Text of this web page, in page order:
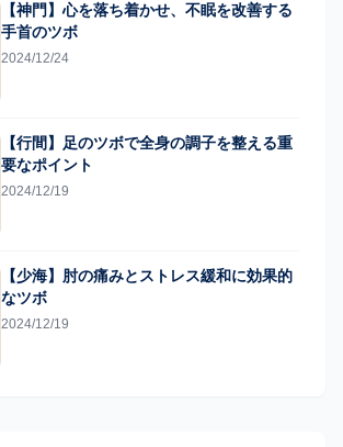
【神門】心を落ち着かせ、不眠を改善する
手首のツボ
2024/12/24
【行間】足のツボで全身の調子を整える重
要なポイント
2024/12/19
【少海】肘の痛みとストレス緩和に効果的
なツボ
2024/12/19